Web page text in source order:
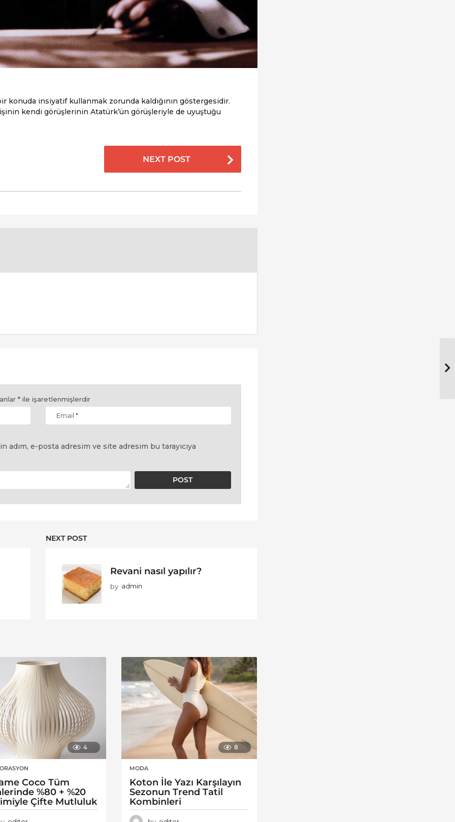
konuda insiyatif kullanmak zorunda kaldığının göstergesidir.
kendi görüşlerinin Atatürk’ün görüşleriyle de uyuştuğu
NEXT POST
* ile işaretlenmişlerdir
adım, e-posta adresim ve site adresim bu tarayıcıya
NEXT POST
Revani nasıl yapılır?
by admin
4
Coco Tüm
%80 + %20
Çifte Mutluluk
8
MODA
Koton İle Yazı Karşılayın
Sezonun Trend Tatil
Kombinleri